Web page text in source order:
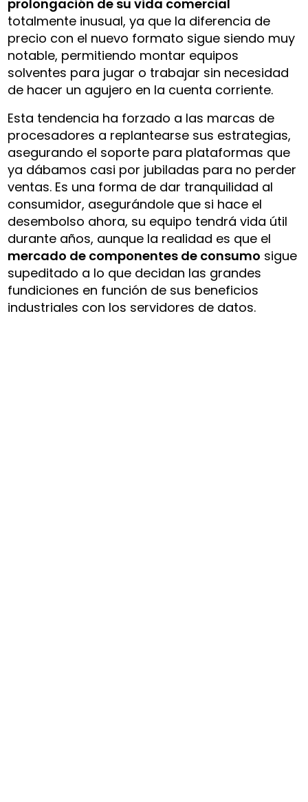
prolongación de su vida comercial
totalmente inusual, ya que la diferencia de
precio con el nuevo formato sigue siendo muy
notable, permitiendo montar equipos
solventes para jugar o trabajar sin necesidad
de hacer un agujero en la cuenta corriente.
Esta tendencia ha forzado a las marcas de
procesadores a replantearse sus estrategias,
asegurando el soporte para plataformas que
ya dábamos casi por jubiladas para no perder
ventas. Es una forma de dar tranquilidad al
consumidor, asegurándole que si hace el
desembolso ahora, su equipo tendrá vida útil
durante años, aunque la realidad es que el
mercado de componentes de consumo sigue
supeditado a lo que decidan las grandes
fundiciones en función de sus beneficios
industriales con los servidores de datos.